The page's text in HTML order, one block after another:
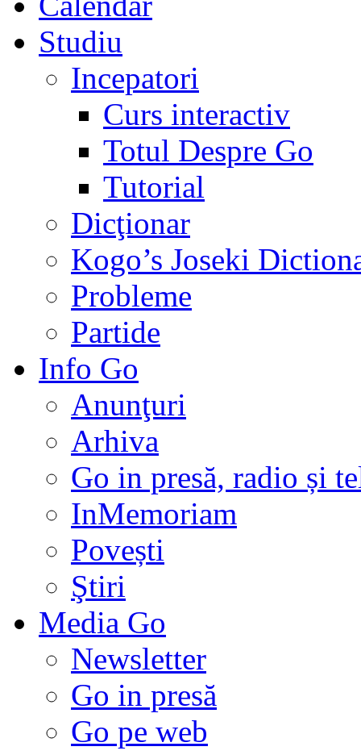
Studiu
Incepatori
Curs interactiv
Totul Despre Go
Tutorial
Dicţionar
Kogo’s Joseki
Probleme
Partide
Info Go
Anunţuri
Arhiva
Go in presă, radio și
InMemoriam
Povești
Ştiri
Media Go
Newsletter
Go in presă
Go pe web